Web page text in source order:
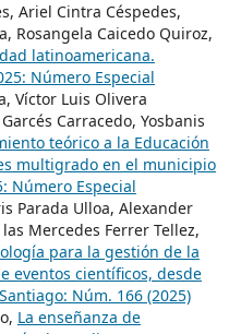
Ariel Cintra Céspedes,
Rosangela Caicedo Quiroz,
latinoamericana.
Número Especial
Víctor Luis Olivera
Carracedo, Yosbanis
teórico a la Educación
multigrado en el municipio
Número Especial
Parada Ulloa, Alexander
Mercedes Ferrer Tellez,
para la gestión de la
eventos científicos, desde
Santiago: Núm. 166 (2025)
La enseñanza de